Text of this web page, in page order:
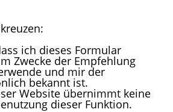
ich dieses Formular
Zwecke der Empfehlung
und mir der
bekannt ist.
Website übernimmt keine
dieser Funktion.